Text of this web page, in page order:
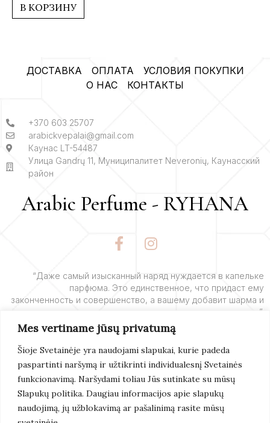
Mes vertiname jūsų privatumą
Šioje Svetainėje yra naudojami slapukai, kurie padeda
paspartinti naršymą ir užtikrinti individualesnį Svetainės
funkcionavimą. Naršydami toliau Jūs sutinkate su mūsų
Slapukų politika. Daugiau informacijos apie slapukų
naudojimą, jų užblokavimą ar pašalinimą rasite mūsų
В КОРЗИНУ
ДОСТАВКА ОПЛАТА
УСЛОВИЯ ПОКУПКИ
О НАС
КОНТАКТЫ
+370 603 25707
arabickvepalai@gmail.com
Каунас LT-54487
Улица Gandrų 11, Муниципалитет Neveronių, Каунасский
район
Arabic Perfume - RYHANA
F
a
e
b
o
o
k
-
f
I
n
t
a
g
r
a
m
“Даже самый изысканный наряд нуждается в капельке
парфюма. Это единственное, что придаст ему
законченность и совершенство, а вашему добавит шарма и
очарования”.
Подробнее